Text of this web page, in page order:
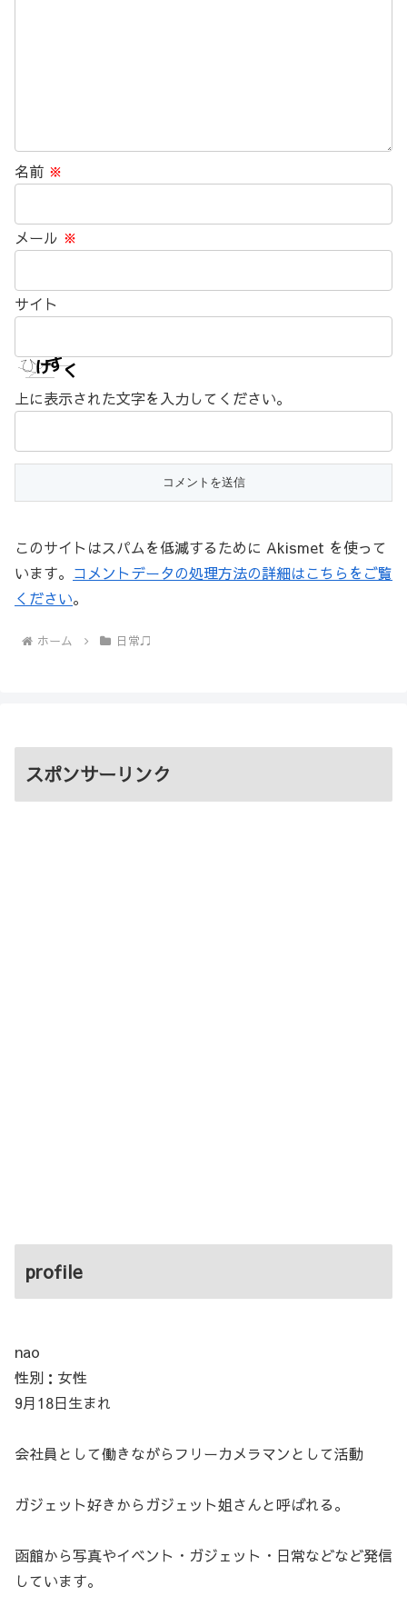
名前 ※
メール ※
サイト
上に表示された文字を入力してください。
このサイトはスパムを低減するために Akismet を使って
います。 コメントデータの処理方法の詳細はこちらをご覧
ください。
ホーム 日常♫
スポンサーリンク
profile
nao
性別：女性
9月18日生まれ
会社員として働きながらフリーカメラマンとして活動
ガジェット好きからガジェット姐さんと呼ばれる。
函館から写真やイベント・ガジェット・日常などなど発信
しています。